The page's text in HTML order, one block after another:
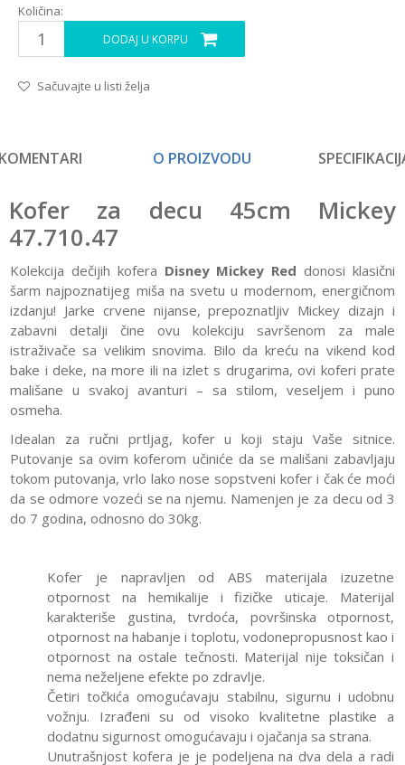
Količina:
DODAJ U KORPU
Sačuvajte u listi želja
O PROIZVODU
Kofer za decu 45cm Mickey
47.710.47
Kolekcija dečijih kofera Disney Mickey Red donosi klasični
šarm najpoznatijeg miša na svetu u modernom, energičnom
izdanju! Jarke crvene nijanse, prepoznatljiv Mickey dizajn i
zabavni detalji čine ovu kolekciju savršenom za male
istraživače sa velikim snovima. Bilo da kreću na vikend kod
bake i deke, na more ili na izlet s drugarima, ovi koferi prate
mališane u svakoj avanturi – sa stilom, veseljem i puno
osmeha.
Idealan za ručni prtljag, kofer u koji staju Vaše sitnice.
Putovanje sa ovim koferom učiniće da se mališani zabavljaju
tokom putovanja, vrlo lako nose sopstveni kofer i čak će moći
da se odmore vozeći se na njemu. Namenjen je za decu od 3
do 7 godina, odnosno do 30kg.
Kofer je napravljen od ABS materijala izuzetne
otpornost na hemikalije i fizičke uticaje. Materijal
karakteriše gustina, tvrdoća, površinska otpornost,
otpornost na habanje i toplotu, vodonepropusnost kao i
otpornost na ostale tečnosti. Materijal nije toksičan i
nema neželjene efekte po zdravlje.
Četiri točkića omogućavaju stabilnu, sigurnu i udobnu
vožnju. Izrađeni su od visoko kvalitetne plastike a
dodatnu sigurnost omogućavaju i ojačanja sa strana.
Unutrašnjost kofera je je podeljena na dva dela a radi